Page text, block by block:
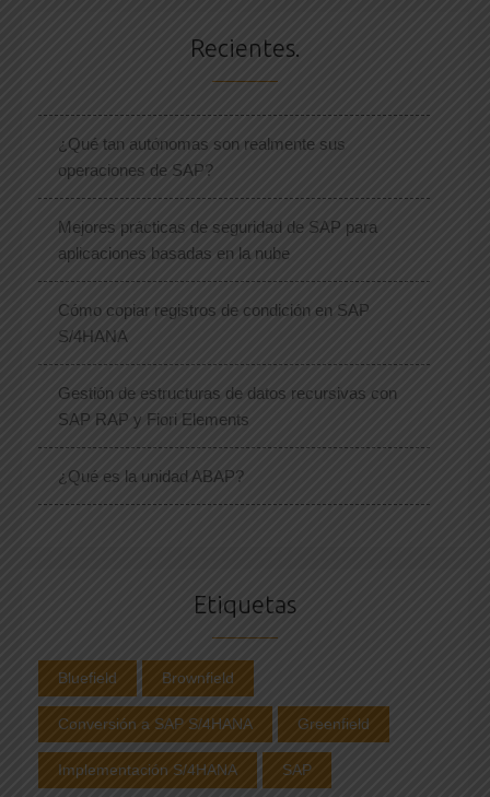
Recientes.
¿Qué tan autónomas son realmente sus
operaciones de SAP?
Mejores prácticas de seguridad de SAP para
aplicaciones basadas en la nube
Cómo copiar registros de condición en SAP
S/4HANA
Gestión de estructuras de datos recursivas con
SAP RAP y Fiori Elements
¿Qué es la unidad ABAP?
Etiquetas
Bluefield Brownfield
Conversión a SAP S/4HANA Greenfield
Implementación S/4HANA SAP